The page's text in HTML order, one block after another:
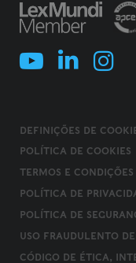
DEFINIÇÕES DE
POLÍTICA DE COOKIES
TERMOS E CONDIÇÕES
POLÍTICA DE
POLÍTICA DE
USO FRAUDULENTO
CÓDIGO DE ÉTICA,